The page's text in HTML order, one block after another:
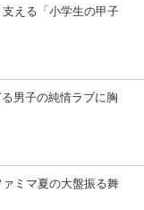
える「小学生の甲子
男子の純情ラブに胸
ミマ夏の大盤振る舞